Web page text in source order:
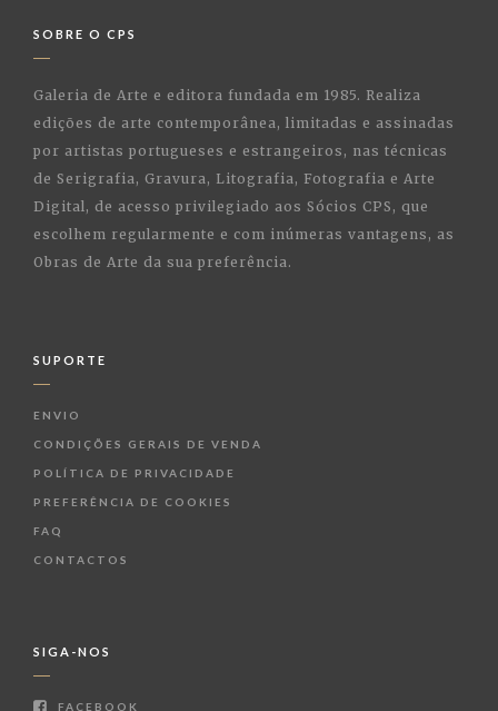
SOBRE O CPS
Galeria de Arte e editora fundada em 1985. Realiza
edições de arte contemporânea, limitadas e assinadas
por artistas portugueses e estrangeiros, nas técnicas
de Serigrafia, Gravura, Litografia, Fotografia e Arte
Digital, de acesso privilegiado aos Sócios CPS, que
escolhem regularmente e com inúmeras vantagens, as
Obras de Arte da sua preferência.
SUPORTE
ENVIO
CONDIÇÕES GERAIS DE VENDA
POLÍTICA DE PRIVACIDADE
PREFERÊNCIA DE COOKIES
FAQ
CONTACTOS
SIGA-NOS
FACEBOOK